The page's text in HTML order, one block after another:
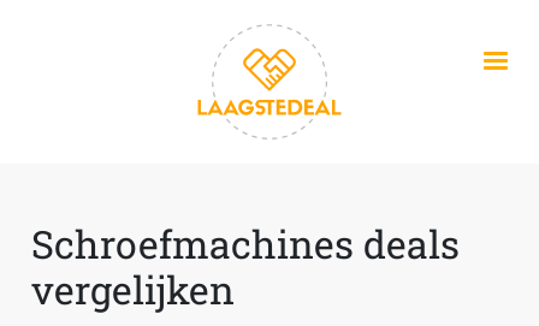
Schroefmachines deals
vergelijken